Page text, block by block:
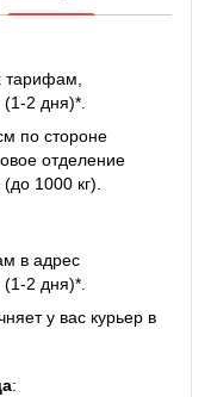
тарифам,
2 дня)*.
по стороне
отделение
1000 кг).
в адрес
2 дня)*.
у вас курьер в
: